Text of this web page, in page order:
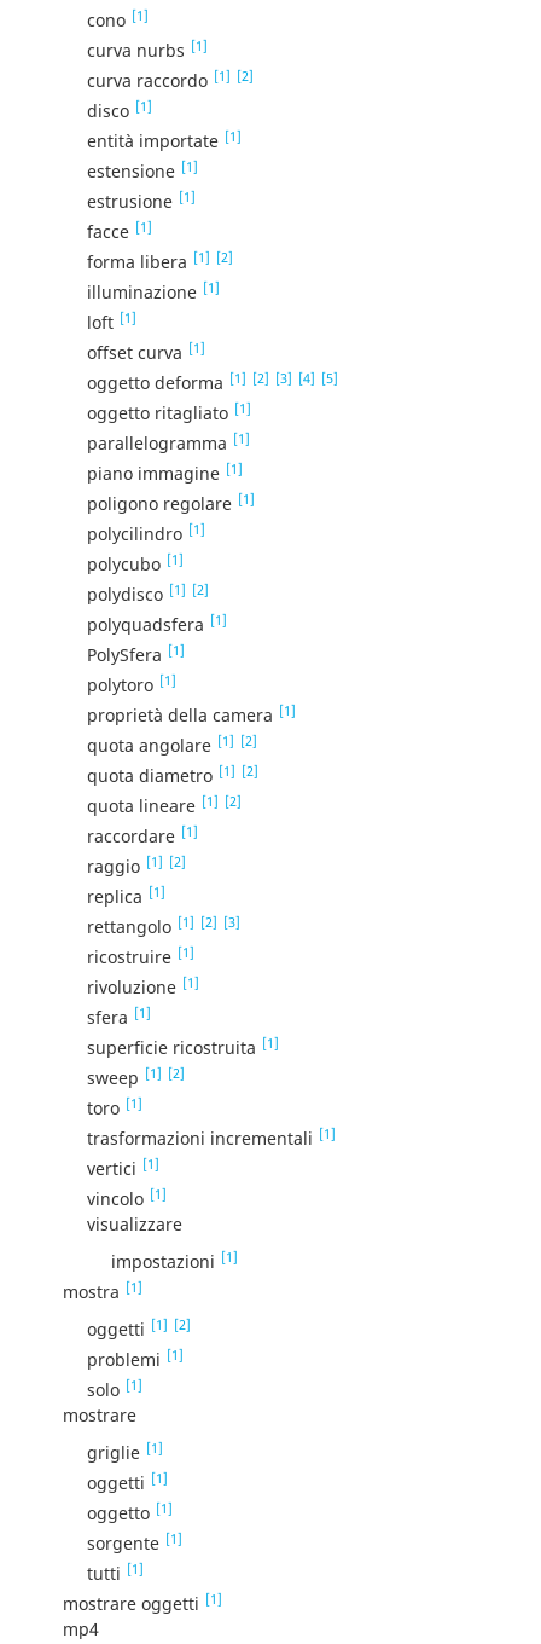
cono [1]
curva nurbs [1]
curva raccordo [1] [2]
disco [1]
entità importate [1]
estensione [1]
estrusione [1]
facce [1]
forma libera [1] [2]
illuminazione [1]
loft [1]
offset curva [1]
oggetto deforma [1] [2] [3] [4] [5]
oggetto ritagliato [1]
parallelogramma [1]
piano immagine [1]
poligono regolare [1]
polycilindro [1]
polycubo [1]
polydisco [1] [2]
polyquadsfera [1]
PolySfera [1]
polytoro [1]
proprietà della camera [1]
quota angolare [1] [2]
quota diametro [1] [2]
quota lineare [1] [2]
raccordare [1]
raggio [1] [2]
replica [1]
rettangolo [1] [2] [3]
ricostruire [1]
rivoluzione [1]
sfera [1]
superficie ricostruita [1]
sweep [1] [2]
toro [1]
trasformazioni incrementali [1]
vertici [1]
vincolo [1]
visualizzare
impostazioni [1]
mostra [1]
oggetti [1] [2]
problemi [1]
solo [1]
mostrare
griglie [1]
oggetti [1]
oggetto [1]
sorgente [1]
tutti [1]
mostrare oggetti [1]
mp4